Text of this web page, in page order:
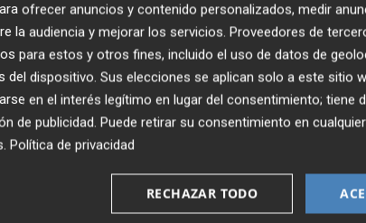
de vehículos por toda la red viaria española,
de modo significativo a las carreteras cuyo
de invierno, las zonas turísticas de
dos fases: en la tarde del jueves y durante la
en el domingo.
ofrecer anuncios y contenido personalizados, medir
la audiencia y mejorar los servicios. Proveedores de
para estos y otros fines, incluido el uso de datos de
del dispositivo. Sus elecciones se aplican solo a este sitio
en el interés legítimo en lugar del consentimiento; tiene
de publicidad. Puede retirar su consentimiento en
. Política de privacidad
RECHAZAR TODO